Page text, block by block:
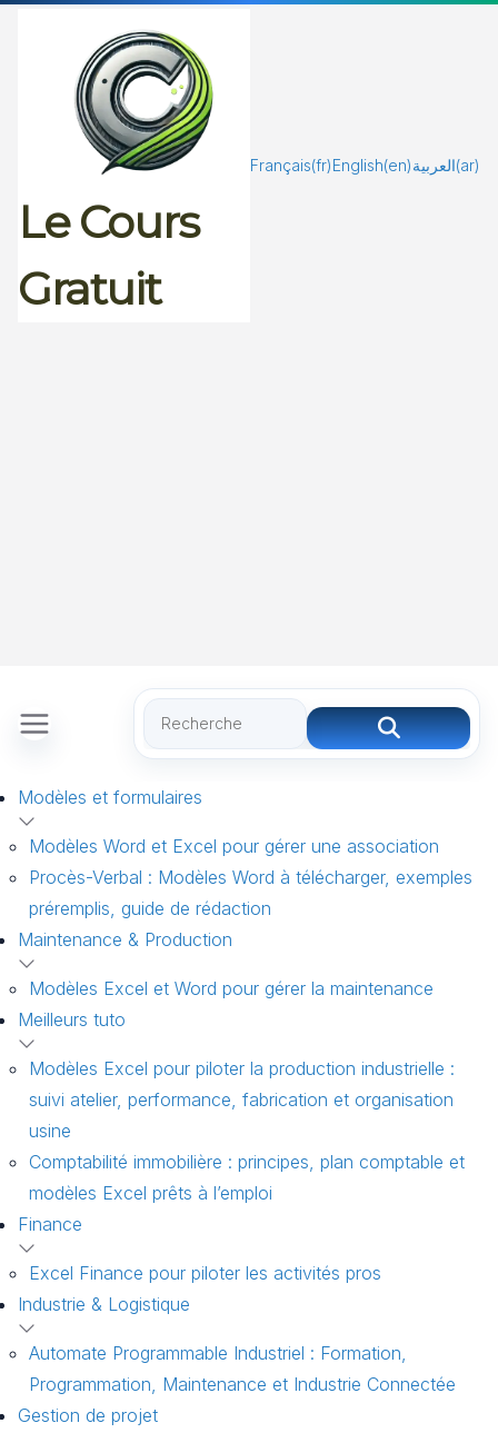
Le Cours
Gratuit
Français(fr) English(en)العربية(ar)
Modèles et formulaires
Modèles Word et Excel pour gérer une association
Procès-Verbal : Modèles Word à télécharger, exemples
préremplis, guide de rédaction
Maintenance & Production
Modèles Excel et Word pour gérer la maintenance
Meilleurs tuto
Modèles Excel pour piloter la production industrielle :
suivi atelier, performance, fabrication et organisation
usine
Comptabilité immobilière : principes, plan comptable et
modèles Excel prêts à l’emploi
Finance
Excel Finance pour piloter les activités pros
Industrie & Logistique
Automate Programmable Industriel : Formation,
Programmation, Maintenance et Industrie Connectée
Gestion de projet